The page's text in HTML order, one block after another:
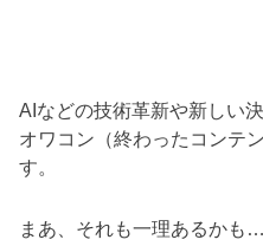
AIなどの技術革新や新しい
オワコン（終わったコンテ
す。
まあ、それも一理あるか